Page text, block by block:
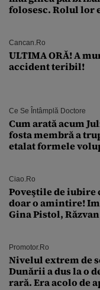
folosesc. Rolul lor
Cancan.ro
ULTIMA ORĂ! A
accident teribil!
Ce Se Întâmplă Doctore
Cum arată acum
fosta membră a
etalat formele
Ciao.ro
Poveştile de iubire
doar o amintire!
Gina Pistol,
Promotor.ro
Nivelul extrem de
Dunării a dus la o
rară. Era acolo de